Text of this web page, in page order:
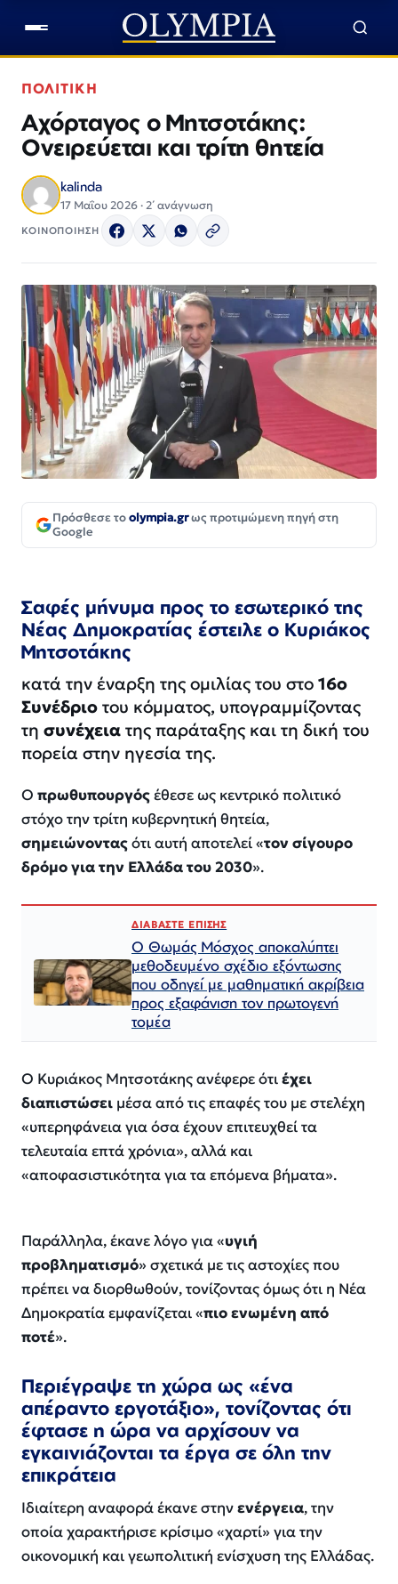
ΠΟΛΙΤΙΚΗ
Αχόρταγος ο Μητσοτάκης:
Ονειρεύεται και τρίτη θητεία
kalinda
17 Μαΐου 2026 · 2΄ ανάγνωση
ΚΟΙΝΟΠΟΙΗΣΗ
Πρόσθεσε τοolympia.grως προτιμώμενη πηγή στη
Google
Σαφές μήνυμα προς το εσωτερικό της
Νέας Δημοκρατίας έστειλε ο Κυριάκος
Μητσοτάκης
κατά την έναρξη της ομιλίας του στο 16ο
Συνέδριο του κόμματος, υπογραμμίζοντας
τη συνέχεια της παράταξης και τη δική του
πορεία στην ηγεσία της.
Ο πρωθυπουργόςέθεσε ως κεντρικό πολιτικό
στόχο την τρίτη κυβερνητική θητεία,
σημειώνονταςότι αυτή αποτελεί «τον σίγουρο
δρόμο για την Ελλάδα του 2030».
ΔΙΑΒΑΣΤΕ ΕΠΙΣΗΣ
Ο Θωμάς Μόσχος αποκαλύπτει
μεθοδευμένο σχέδιο εξόντωσης
που οδηγεί με μαθηματική ακρίβεια
προς εξαφάνιση τον πρωτογενή
τομέα
Ο Κυριάκος Μητσοτάκης ανέφερε ότιέχει
διαπιστώσει μέσα από τις επαφές του με στελέχη
«υπερηφάνεια για όσα έχουν επιτευχθεί τα
τελευταία επτά χρόνια», αλλά και
«αποφασιστικότητα για τα επόμενα βήματα».
Παράλληλα, έκανε λόγο για «υγιή
προβληματισμό» σχετικά με τις αστοχίες που
πρέπει να διορθωθούν, τονίζοντας όμως ότι η Νέα
Δημοκρατία εμφανίζεται «πιο ενωμένη από
ποτέ».
Περιέγραψε τη χώρα ως «ένα
απέραντο εργοτάξιο», τονίζοντας ότι
έφτασε η ώρα να αρχίσουν να
εγκαινιάζονται τα έργα σε όλη την
επικράτεια
Ιδιαίτερη αναφορά έκανε στηνενέργεια, την
οποία χαρακτήρισε κρίσιμο «χαρτί» για την
οικονομική και γεωπολιτική ενίσχυση της Ελλάδας.